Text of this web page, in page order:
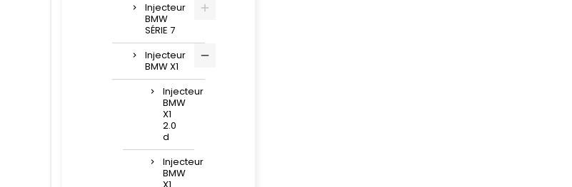
Injecteur
BMW
SÉRIE 7
Injecteur
BMW X1
Injecteur
BMW
X1
2.0
d
Injecteur
BMW